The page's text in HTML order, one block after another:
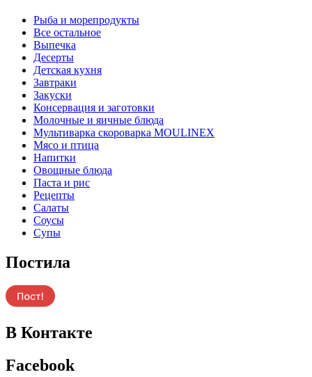
Pыба и морепродукты
Все остальное
Выпечка
Десерты
Детская кухня
Завтраки
Закуски
Консервация и заготовки
Молочные и яичные блюда
Мультиварка скороварка MOULINEX
Мясо и птица
Напитки
Овощные блюда
Паста и рис
Рецепты
Салаты
Соусы
Супы
Постила
В Контакте
Facebook